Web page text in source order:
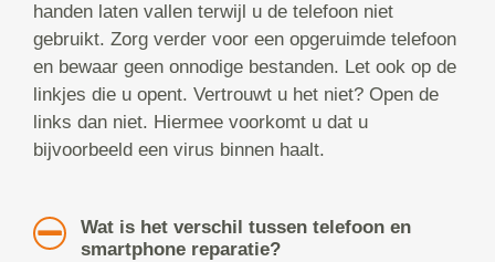
handen laten vallen terwijl u de telefoon niet
gebruikt. Zorg verder voor een opgeruimde telefoon
en bewaar geen onnodige bestanden. Let ook op de
linkjes die u opent. Vertrouwt u het niet? Open de
links dan niet. Hiermee voorkomt u dat u
bijvoorbeeld een virus binnen haalt.
Wat is het verschil tussen telefoon en
smartphone reparatie?